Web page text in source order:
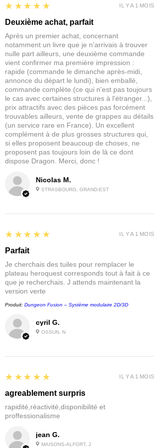
Nicolas M.
STRASBOURG, GRAND-EST
5
★★★★★
Deuxième achat, parfait
Après un premier achat, concernant
notamment un livre que je n'arrivais à trouver
nulle part ailleurs, une deuxième commande
vient confirmer ma première impression :
rapide (commande le dimanche après-midi,
annonce du départ le lundi), bien emballé,
commande complète (ce qui n'est pas toujours
le cas avec certaines structures à l'étranger...),
prix attractifs avec des pièces pas forcément
trouvables ailleurs, vente de grappes au détails
(un service rare en France). Un excellent
complément à de plus grosses structures qui,
si elles proposent beaucoup de choses, ne
proposent pas toujours loin de là ce dont
dispose Dragon. Merci, donc !
IL Y A 1 MOIS
cyril G.
OSSUN, N
5
★★★★★
Parfait
Je cherchais des tuiles pour remplacer le
plateau heroquest corresponds tout à fait à ce
que je recherchais. J attends maintenant la
version verte
Produit: Dungeon Fusion – Système modulaire 2D/3D
IL Y A 1 MOIS
jean G.
MAISONS-ALFORT, J
5
★★★★★
agreablement surpris
rapidité,réactivité,disponibilité et
proffessionalisme
IL Y A 1 MOIS